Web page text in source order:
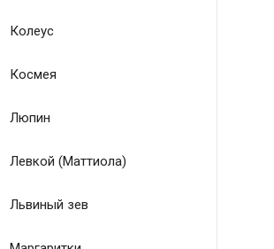
Колеус
Космея
Люпин
Левкой (Маттиола)
Львиный зев